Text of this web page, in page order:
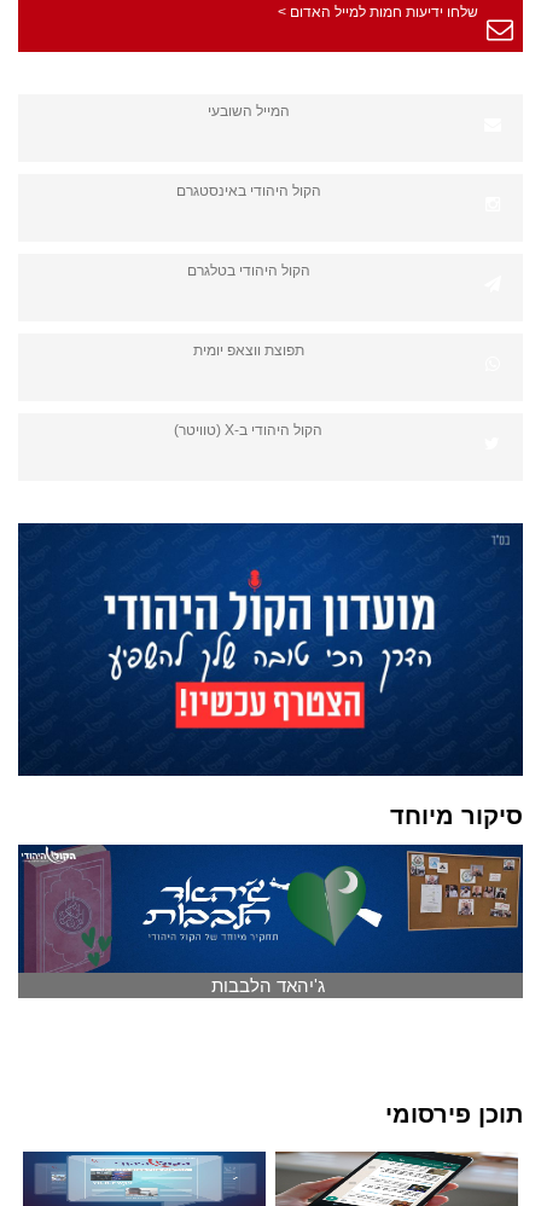
שלחו ידיעות חמות למייל האדום >
המייל השובעי
הקול היהודי באינסטגרם
הקול היהודי בטלגרם
תפוצת ווצאפ יומית
הקול היהודי ב-X (טוויטר)
סיקור מיוחד
ג'יהאד הלבבות
תוכן פירסומי